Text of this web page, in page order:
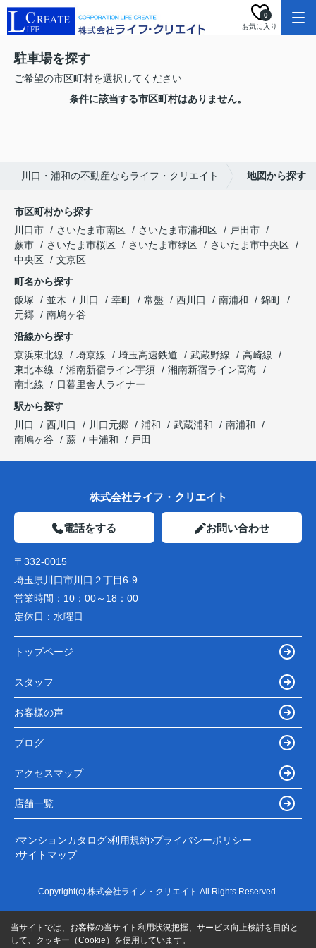
お気に入り
0
駐車場を探す
ご希望の市区町村を選択してください
条件に該当する市区町村はありません。
川口・浦和の不動産ならライフ・クリエイト 地図から探す
市区町村から探す
川口市
さいたま市南区 さいたま市浦和区
戸田市
蕨市
さいたま市桜区 さいたま市緑区
さいたま市中央区
中央区
文京区
町名から探す
飯塚
並木 川口 幸町 常盤 西川口 南浦和
錦町
元郷
南鳩ヶ谷
沿線から探す
京浜東北線
埼京線 埼玉高速鉄道 武蔵野線
高崎線
東北本線
湘南新宿ライン宇須
湘南新宿ライン高海
南北線
日暮里舎人ライナー
駅から探す
川口
西川口 川口元郷 浦和 武蔵浦和
南浦和
南鳩ヶ谷
蕨 中浦和 戸田
株式会社ライフ・クリエイト
電話をする お問い合わせ
〒332-0015
埼玉県川口市川口２丁目6-9
営業時間： 10：00～18：00
定休日： 水曜日
トップページ
スタッフ
お客様の声
ブログ
アクセスマップ
店舗一覧
マンションカタログ 利用規約 プライバシーポリシー
サイトマップ
Copyright(c) 株式会社ライフ・クリエイト All Rights Reserved.
当サイトでは、お客様の当サイト利用状況把握、サービス向上検討を目的と
して、クッキー（Cookie）を使用しています。